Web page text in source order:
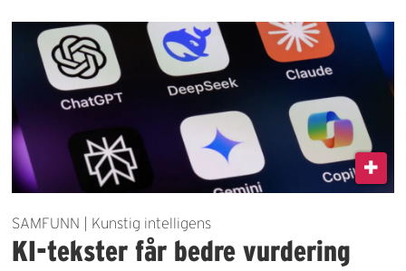
SAMFUNN | Kunstig intelligens
KI-tekster får bedre vurdering